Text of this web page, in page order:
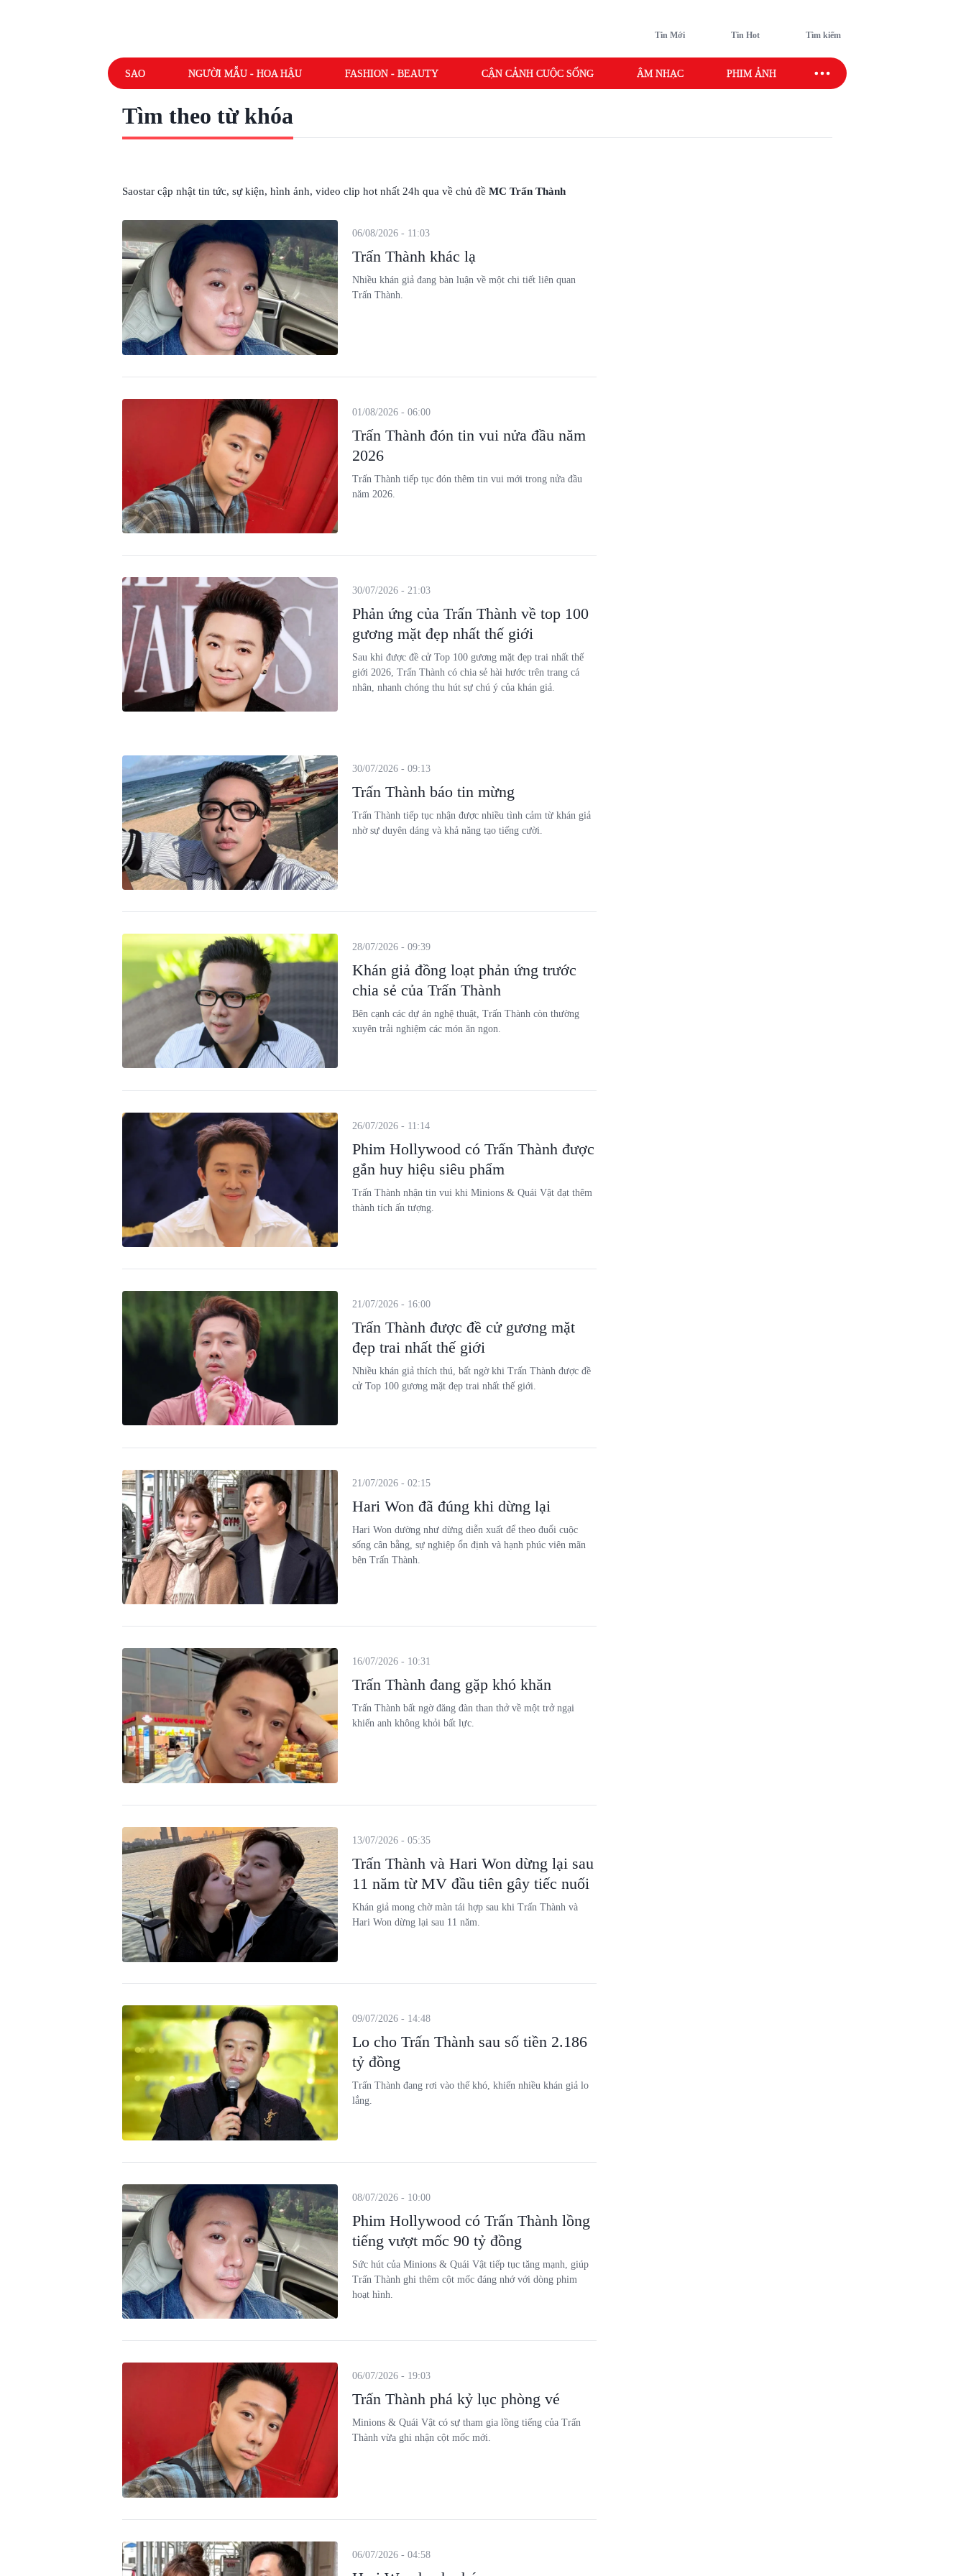
Tin Mới Tin Hot Tìm kiếm
SAO NGƯỜI MẪU - HOA HẬU FASHION - BEAUTY CẬN CẢNH CUỘC SỐNG ÂM NHẠC PHIM ẢNH SAO SPORT
Tìm theo từ khóa
Saostar cập nhật tin tức, sự kiện, hình ảnh, video clip hot nhất 24h qua về chủ đề MC Trấn Thành
Trấn Thành khác lạ
06/08/2026 - 11:03
Nhiều khán giả đang bàn luận về một chi tiết liên quan
Trấn Thành.
Trấn Thành đón tin vui nửa đầu năm
2026
01/08/2026 - 06:00
Trấn Thành tiếp tục đón thêm tin vui mới trong nửa đầu
năm 2026.
Phản ứng của Trấn Thành về top 100
gương mặt đẹp nhất thế giới
30/07/2026 - 21:03
Sau khi được đề cử Top 100 gương mặt đẹp trai nhất thế
giới 2026, Trấn Thành có chia sẻ hài hước trên trang cá
nhân, nhanh chóng thu hút sự chú ý của khán giả.
Trấn Thành báo tin mừng
30/07/2026 - 09:13
Trấn Thành tiếp tục nhận được nhiều tình cảm từ khán giả
nhờ sự duyên dáng và khả năng tạo tiếng cười.
Khán giả đồng loạt phản ứng trước
chia sẻ của Trấn Thành
28/07/2026 - 09:39
Bên cạnh các dự án nghệ thuật, Trấn Thành còn thường
xuyên trải nghiệm các món ăn ngon.
Phim Hollywood có Trấn Thành được
gắn huy hiệu siêu phẩm
26/07/2026 - 11:14
Trấn Thành nhận tin vui khi Minions & Quái Vật đạt thêm
thành tích ấn tượng.
Trấn Thành được đề cử gương mặt
đẹp trai nhất thế giới
21/07/2026 - 16:00
Nhiều khán giả thích thú, bất ngờ khi Trấn Thành được đề
cử Top 100 gương mặt đẹp trai nhất thế giới.
Hari Won đã đúng khi dừng lại
21/07/2026 - 02:15
Hari Won dường như dừng diễn xuất để theo đuổi cuộc
sống cân bằng, sự nghiệp ổn định và hạnh phúc viên mãn
bên Trấn Thành.
Trấn Thành đang gặp khó khăn
16/07/2026 - 10:31
Trấn Thành bất ngờ đăng đàn than thở về một trở ngại
khiến anh không khỏi bất lực.
Trấn Thành và Hari Won dừng lại sau
11 năm từ MV đầu tiên gây tiếc nuối
13/07/2026 - 05:35
Khán giả mong chờ màn tái hợp sau khi Trấn Thành và
Hari Won dừng lại sau 11 năm.
Lo cho Trấn Thành sau số tiền 2.186
tỷ đồng
09/07/2026 - 14:48
Trấn Thành đang rơi vào thế khó, khiến nhiều khán giả lo
lắng.
Phim Hollywood có Trấn Thành lồng
tiếng vượt mốc 90 tỷ đồng
08/07/2026 - 10:00
Sức hút của Minions & Quái Vật tiếp tục tăng mạnh, giúp
Trấn Thành ghi thêm cột mốc đáng nhớ với dòng phim
hoạt hình.
Trấn Thành phá kỷ lục phòng vé
06/07/2026 - 19:03
Minions & Quái Vật có sự tham gia lồng tiếng của Trấn
Thành vừa ghi nhận cột mốc mới.
06/07/2026 - 04:58